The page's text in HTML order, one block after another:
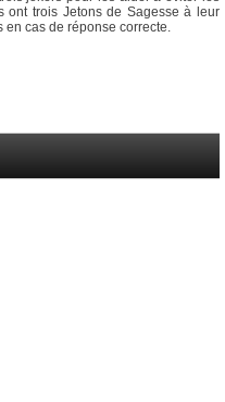
ont trois Jetons de Sagesse à leur
cas de réponse correcte.